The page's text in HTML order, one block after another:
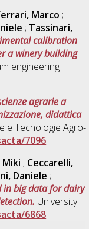
Marco ;
; Tassinari,
calibration
a winery building
engineering
agrarie a
didattica
e Tecnologie Agro-
7096.
; Ceccarelli,
Daniele ;
in big data for dairy
University
6868.